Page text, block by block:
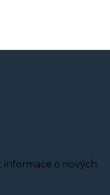
informace o nových